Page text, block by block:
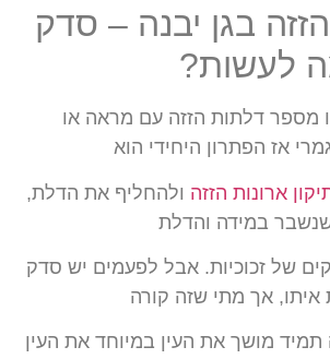
הזזה בגן יבנה – סדק
לעשות?
דלתות הזזה עם מראה או
אז הפתרון היחידי הוא
ארונות הזזה ולהחליף את הדלת,
במידה והדלת
של זכוכיות. אבל לפעמים יש סדק
אך מתי שזה קורה
מושך את העין במיוחד את העין